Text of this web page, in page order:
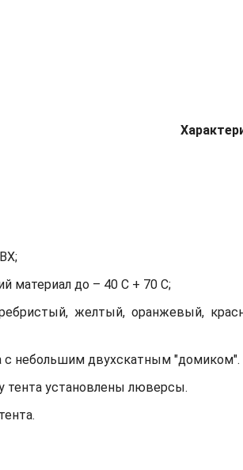
материал до – 40 С + 70 С;
желтый, оранжевый,
небольшим двухскатным "домиком".
тента установлены люверсы.